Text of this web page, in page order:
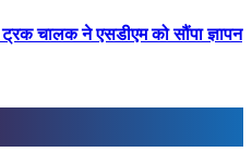
चालक ने एसडीएम को सौंपा ज्ञापन